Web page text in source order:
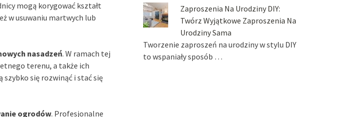
mogą korygować kształt
w usuwaniu martwych lub
nasadzeń. W ramach tej
terenu, a także ich
się rozwinąć i stać się
ogrodów. Profesjonalne
Zaproszenia Na Urodziny DIY:
Twórz Wyjątkowe Zaproszenia Na
Urodziny Sama
Tworzenie zaproszeń na urodziny w stylu DIY
to wspaniały sposób …